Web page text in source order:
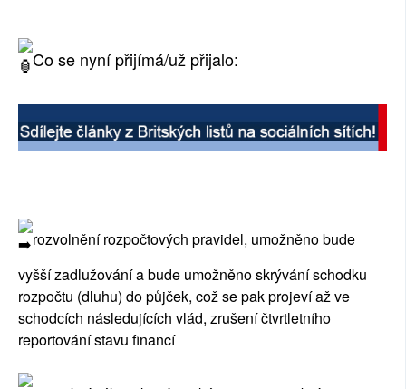
Co se nyní přijímá/už přijalo:
rozvolnění rozpočtových pravidel, umožněno bude
vyšší zadlužování a bude umožněno skrývání schodku
rozpočtu (dluhu) do půjček, což se pak projeví až ve
schodcích následujících vlád, zrušení čtvrtletního
reportování stavu financí